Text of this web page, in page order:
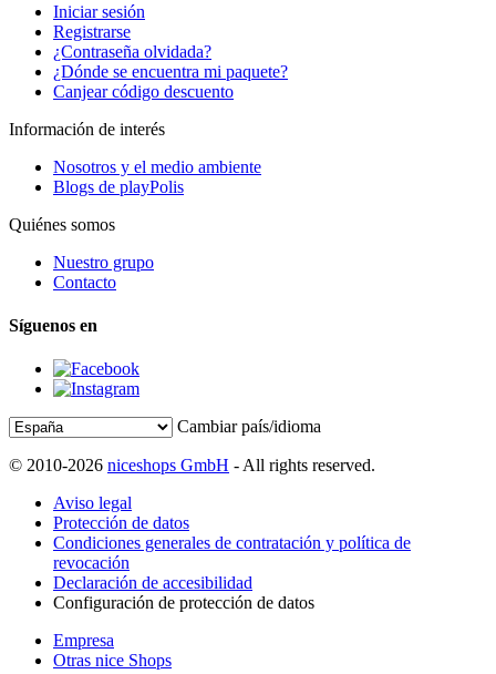
Iniciar sesión
Registrarse
¿Contraseña olvidada?
¿Dónde se encuentra mi paquete?
Canjear código descuento
Información de interés
Nosotros y el medio ambiente
Blogs de playPolis
Quiénes somos
Nuestro grupo
Contacto
Síguenos en
Cambiar país/idioma
© 2010-2026 niceshops GmbH - All rights reserved.
Aviso legal
Protección de datos
Condiciones generales de contratación y política de
revocación
Declaración de accesibilidad
Configuración de protección de datos
Empresa
Otras nice Shops